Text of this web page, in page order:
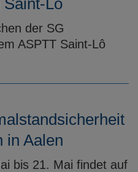
der SG
ASPTT Saint-Lô
in Aalen
bis 21. Mai findet auf